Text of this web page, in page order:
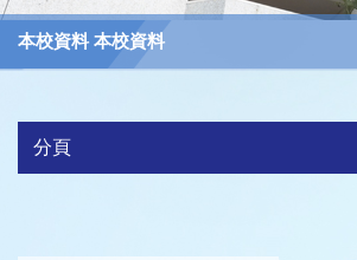
本校資料 本校資料
分頁